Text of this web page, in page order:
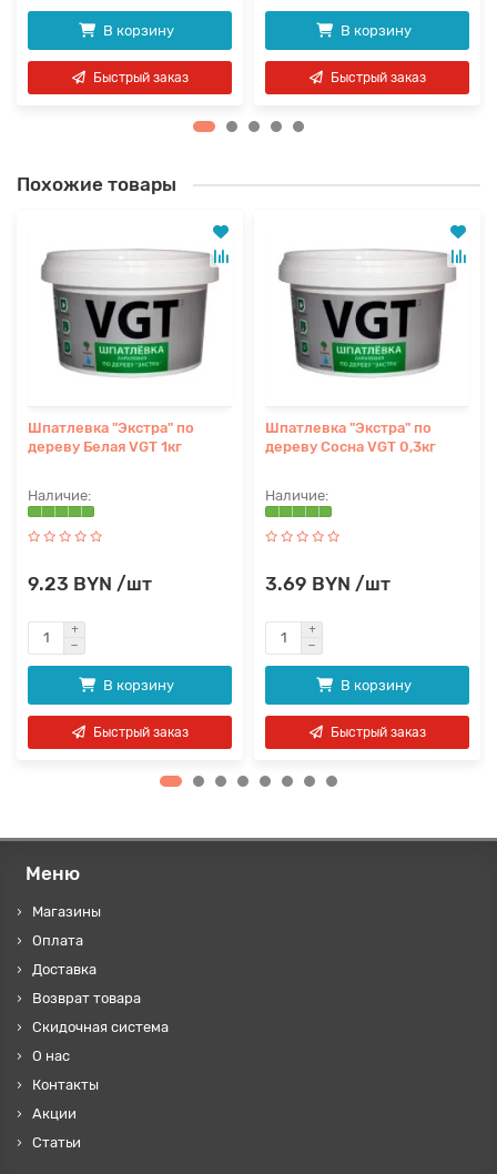
В корзину
Быстрый заказ
В корзину
Быстрый заказ
Похожие товары
Шпатлевка "Экстра" по
дереву Белая VGT 1кг
9.23 BYN /шт
В корзину
Быстрый заказ
Шпатлевка "Экстра" по
дереву Сосна VGT 0,3кг
3.69 BYN /шт
В корзину
Быстрый заказ
Меню
Магазины
Оплата
Доставка
Возврат товара
Скидочная система
О нас
Контакты
Акции
Статьи